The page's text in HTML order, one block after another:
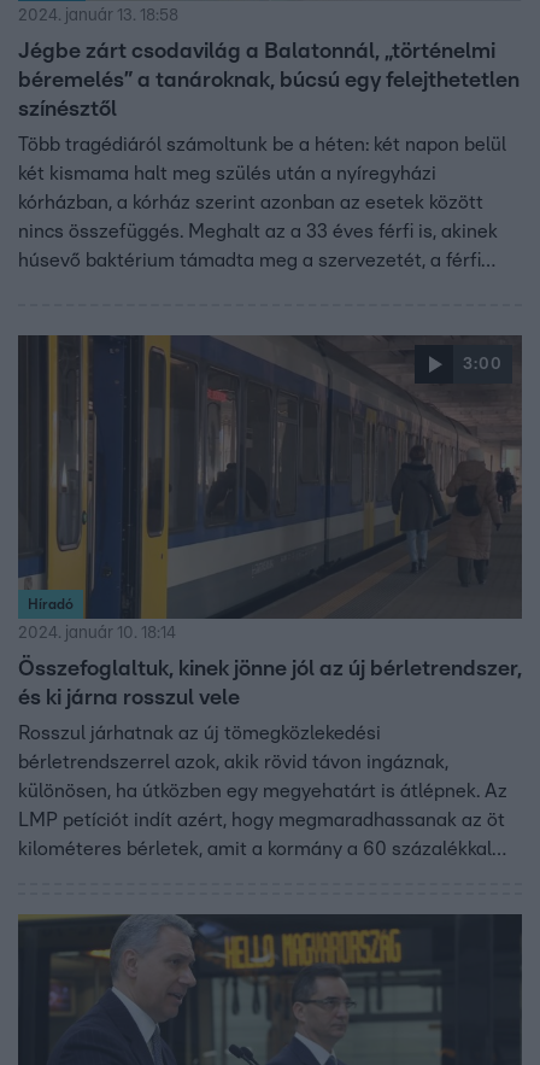
2024. január 13. 18:58
Jégbe zárt csodavilág a Balatonnál, „történelmi
béremelés” a tanároknak, búcsú egy felejthetetlen
színésztől
Több tragédiáról számoltunk be a héten: két napon belül
két kismama halt meg szülés után a nyíregyházi
kórházban, a kórház szerint azonban az esetek között
nincs összefüggés. Meghalt az a 33 éves férfi is, akinek
húsevő baktérium támadta meg a szervezetét, a férfi
hogy mennyiért dolgoznak. Kiderült az is, hogy a 32
százalékos béremelés nem mindenkinek jár, a
szakszervezet a történelminek nevezett béremelés
helyett csak inflációkövetős fizetésemelésről beszél, ami
csak fokozza a most is meglévő bérfeszültségeket.
Közben 750 ezres jutalmat kaptak a katonák, de a
rendvédelmi dolgozók erről évek óta nem is álmodhatnak.
Zajlik a kavarás a Budapest-bérlet körül a Balatonnál
pedig téli mesevilágot varázsolt a fagy. Íme a hét videós
összefoglalója.
3:00
Híradó
2024. január 10. 18:14
Összefoglaltuk, kinek jönne jól az új bérletrendszer,
és ki járna rosszul vele
Rosszul járhatnak az új tömegközlekedési
bérletrendszerrel azok, akik rövid távon ingáznak,
különösen, ha útközben egy megyehatárt is átlépnek. Az
LMP petíciót indít azért, hogy megmaradhassanak az öt
kilométeres bérletek, amit a kormány a 60 százalékkal
nyernének, de Vitézy Dávid volt közlekedési államtitkár
szerint a főváros veszítene.